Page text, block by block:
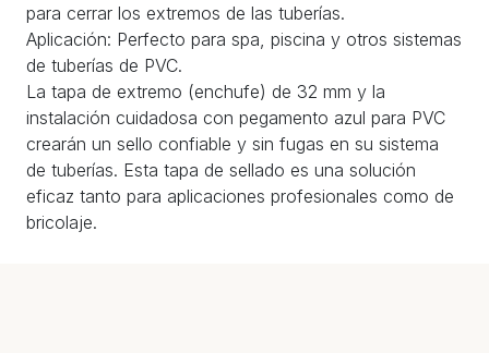
para cerrar los extremos de las tuberías.
Aplicación: Perfecto para spa, piscina y otros sistemas
de tuberías de PVC.
La tapa de extremo (enchufe) de 32 mm y la
instalación cuidadosa con pegamento azul para PVC
crearán un sello confiable y sin fugas en su sistema
de tuberías. Esta tapa de sellado es una solución
eficaz tanto para aplicaciones profesionales como de
bricolaje.